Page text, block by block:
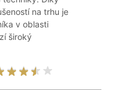
na trhu je
v oblasti
široký